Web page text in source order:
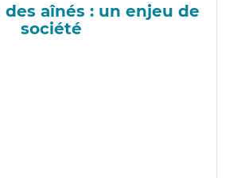
aînés : un enjeu de
société